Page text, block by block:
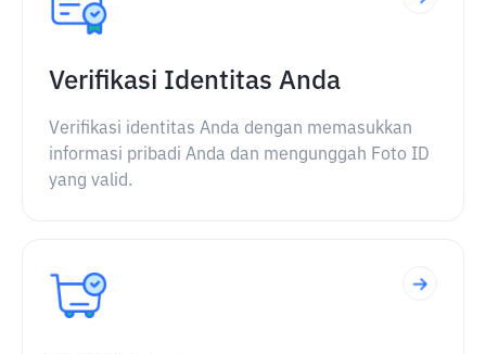
Verifikasi Identitas Anda
Verifikasi identitas Anda dengan memasukkan
informasi pribadi Anda dan mengunggah Foto ID
yang valid.